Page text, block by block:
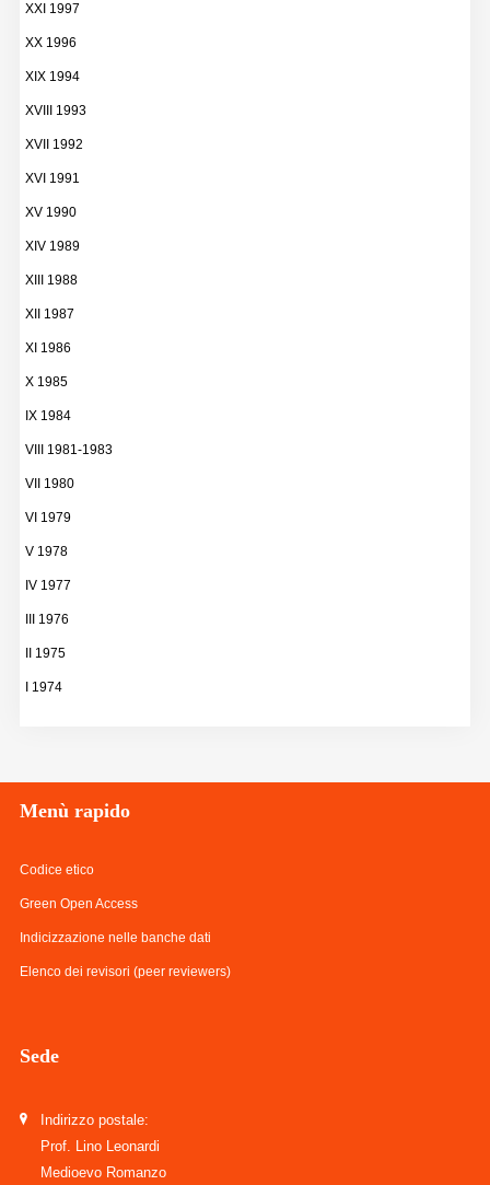
XXI 1997
XX 1996
XIX 1994
XVIII 1993
XVII 1992
XVI 1991
XV 1990
XIV 1989
XIII 1988
XII 1987
XI 1986
X 1985
IX 1984
VIII 1981-1983
VII 1980
VI 1979
V 1978
IV 1977
III 1976
II 1975
I 1974
Menù rapido
Codice etico
Green Open Access
Indicizzazione nelle banche dati
Elenco dei revisori (peer reviewers)
Sede
Indirizzo postale:
Prof. Lino Leonardi
Medioevo Romanzo